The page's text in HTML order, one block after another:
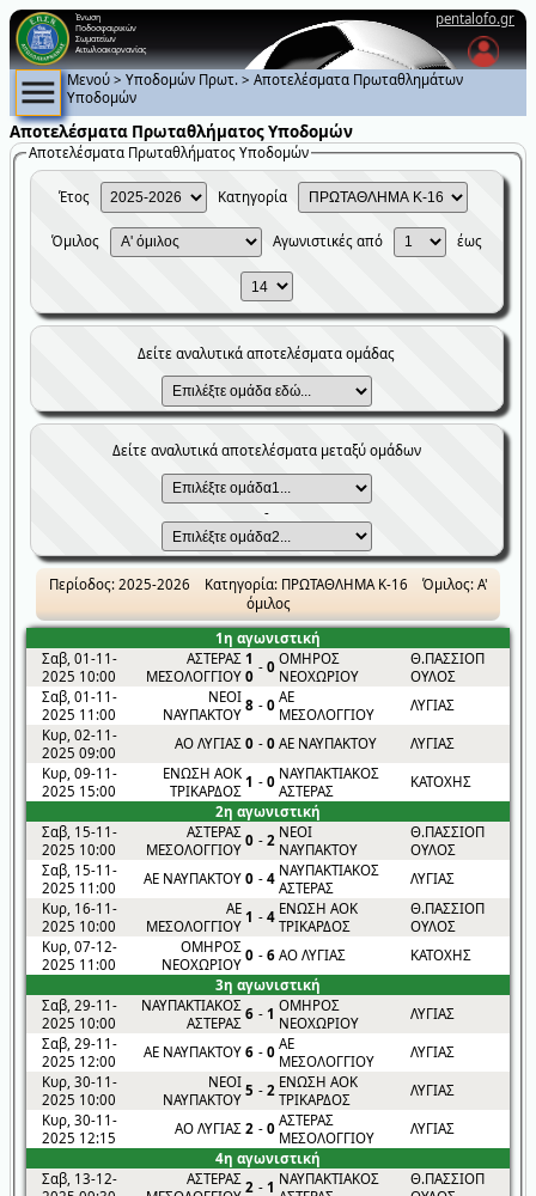
pentalofo.gr
Ένωση
Ποδοσφαιρικών
Σωματείων
Αιτωλοακαρνανίας
Μενού >Υποδομών Πρωτ. >Αποτελέσματα Πρωταθλημάτων
Υποδομών
Αποτελέσματα Πρωταθλήματος Υποδομών
Αποτελέσματα Πρωταθλήματος Υποδομών
Έτος Κατηγορία
Όμιλος Αγωνιστικές από έως
Δείτε αναλυτικά αποτελέσματα ομάδας
Δείτε αναλυτικά αποτελέσματα μεταξύ ομάδων
-
Περίοδος: 2025-2026 Κατηγορία: ΠΡΩΤΑΘΛΗΜΑ Κ-16 Όμιλος: Α'
όμιλος
1η αγωνιστική
Σαβ, 01-11-
2025 10:00
ΑΣΤΕΡΑΣ
ΜΕΣΟΛΟΓΓΙΟΥ
1
0
- 0 ΟΜΗΡΟΣ
ΝΕΟΧΩΡΙΟΥ
Θ.ΠΑΣΣΙΟΠ
ΟΥΛΟΣ
Σαβ, 01-11-
2025 11:00
ΝΕΟΙ
ΝΑΥΠΑΚΤΟΥ
8 - 0 ΑΕ
ΜΕΣΟΛΟΓΓΙΟΥ
ΛΥΓΙΑΣ
Κυρ, 02-11-
2025 09:00
ΑΟ ΛΥΓΙΑΣ 0 - 0 ΑΕ ΝΑΥΠΑΚΤΟΥ
ΛΥΓΙΑΣ
Κυρ, 09-11-
2025 15:00
ΕΝΩΣΗ ΑΟΚ
ΤΡΙΚΑΡΔΟΣ
1 - 0 ΝΑΥΠΑΚΤΙΑΚΟΣ
ΑΣΤΕΡΑΣ
ΚΑΤΟΧΗΣ
2η αγωνιστική
Σαβ, 15-11-
2025 10:00
ΑΣΤΕΡΑΣ
ΜΕΣΟΛΟΓΓΙΟΥ
0 - 2 ΝΕΟΙ
ΝΑΥΠΑΚΤΟΥ
Θ.ΠΑΣΣΙΟΠ
ΟΥΛΟΣ
Σαβ, 15-11-
2025 11:00
ΑΕ ΝΑΥΠΑΚΤΟΥ 0 - 4 ΝΑΥΠΑΚΤΙΑΚΟΣ
ΑΣΤΕΡΑΣ
ΛΥΓΙΑΣ
Κυρ, 16-11-
2025 10:00
ΑΕ
ΜΕΣΟΛΟΓΓΙΟΥ
1 - 4 ΕΝΩΣΗ ΑΟΚ
ΤΡΙΚΑΡΔΟΣ
Θ.ΠΑΣΣΙΟΠ
ΟΥΛΟΣ
Κυρ, 07-12-
2025 11:00
ΟΜΗΡΟΣ
ΝΕΟΧΩΡΙΟΥ
0 - 6 ΑΟ ΛΥΓΙΑΣ
ΚΑΤΟΧΗΣ
3η αγωνιστική
Σαβ, 29-11-
2025 10:00
ΝΑΥΠΑΚΤΙΑΚΟΣ
ΑΣΤΕΡΑΣ
6 - 1 ΟΜΗΡΟΣ
ΝΕΟΧΩΡΙΟΥ
ΛΥΓΙΑΣ
Σαβ, 29-11-
2025 12:00
ΑΕ ΝΑΥΠΑΚΤΟΥ 6 - 0 ΑΕ
ΜΕΣΟΛΟΓΓΙΟΥ
ΛΥΓΙΑΣ
Κυρ, 30-11-
2025 10:00
ΝΕΟΙ
ΝΑΥΠΑΚΤΟΥ
5 - 2 ΕΝΩΣΗ ΑΟΚ
ΤΡΙΚΑΡΔΟΣ
ΛΥΓΙΑΣ
Κυρ, 30-11-
2025 12:15
ΑΟ ΛΥΓΙΑΣ 2 - 0 ΑΣΤΕΡΑΣ
ΜΕΣΟΛΟΓΓΙΟΥ
ΛΥΓΙΑΣ
4η αγωνιστική
Σαβ, 13-12-
ΑΣΤΕΡΑΣ 2 - 1 ΝΑΥΠΑΚΤΙΑΚΟΣ
Θ.ΠΑΣΣΙΟΠ